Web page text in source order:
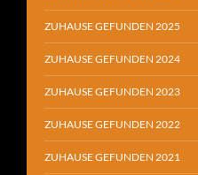
ZUHAUSE GEFUNDEN 2025
ZUHAUSE GEFUNDEN 2024
ZUHAUSE GEFUNDEN 2023
ZUHAUSE GEFUNDEN 2022
ZUHAUSE GEFUNDEN 2021